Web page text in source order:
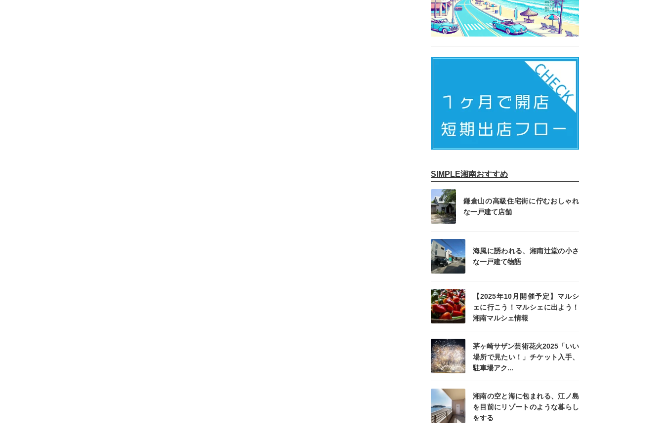
SIMPLE湘南おすすめ
鎌倉山の高級住宅街に佇むおしゃれ
な一戸建て店舗
海風に誘われる、湘南辻堂の小さ
な一戸建て物語
【2025年10月開催予定】マルシ
ェに行こう！マルシェに出よう！
湘南マルシェ情報
茅ヶ崎サザン芸術花火2025「いい
場所で見たい！」チケット入手、
駐車場アク...
湘南の空と海に包まれる、江ノ島
を目前にリゾートのような暮らし
をする